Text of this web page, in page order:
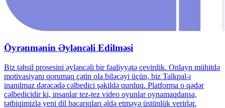
Öyrənmənin Əyləncəli Edilməsi
Biz təhsil prosesini əyləncəli bir fəaliyyətə çevirdik. Onlayn mühitdə
motivasiyanı qorumaq çətin ola biləcəyi üçün, biz Talkpal-ı
inanılmaz dərəcədə cəlbedici şəkildə qurduq. Platforma o qədər
cəlbedicidir ki, insanlar tez-tez video oyunlar oynamaqdansa,
tətbiqimizlə yeni dil bacarıqları əldə etməyə üstünlük verirlər.